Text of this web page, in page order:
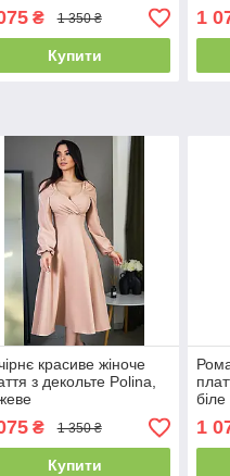
₴ 1 350 ₴
Купити
1
красиве жіноче
з декольте Polina,
₴ 1 350 ₴
Купити
біле
1